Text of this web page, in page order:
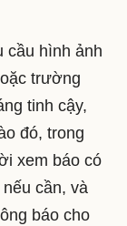
cầu hình ảnh
trường
tinh cậy,
đó, trong
xem báo có
cần, và
báo cho